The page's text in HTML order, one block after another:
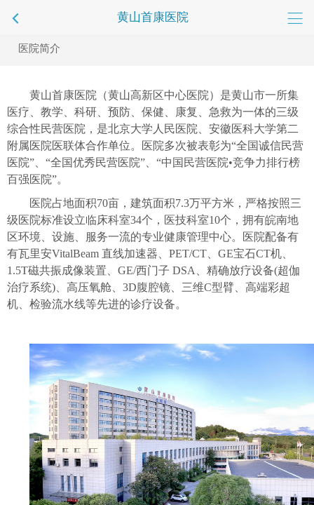
黄山首康医院
医院简介
黄山首康医院（黄山高新区中心医院）是黄山市一所集
医疗、教学、科研、预防、保健、康复、急救为一体的三级
综合性民营医院，是北京大学人民医院、安徽医科大学第二
附属医院医联体合作单位。医院多次被表彰为“全国诚信民营
医院”、“全国优秀民营医院”、“中国民营医院•竞争力排行榜
百强医院”。
医院占地面积70亩，建筑面积7.3万平方米 ， 严格按照三
级医院标准设立临床科室34个，医技科室10个， 拥有皖南地
区环境、设施、服务一流的专业健康管理中心。医院配备有
有瓦里安VitalBeam 直线加速器、PET/CT、GE宝石CT机、
1.5T磁共振成像装置、GE/西门子 DSA、精确放疗设备(超伽
治疗系统)、高压氧舱、3D腹腔镜、三维C型臂、 高端彩超
机、检验流水线等先进的诊疗设备。